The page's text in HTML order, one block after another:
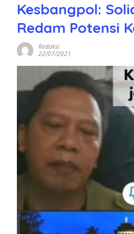
Kesbangpol:
Redam Potensi
Redaksi
22/07/2021